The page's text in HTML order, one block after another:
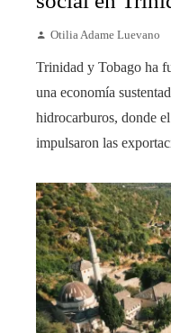
Otilia Adame Luevano
Trinidad y Tobago ha
una economía
hidrocarburos, donde
impulsaron las